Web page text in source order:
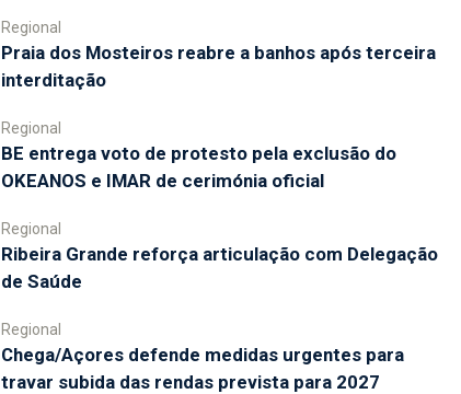
Regional
Praia dos Mosteiros reabre a banhos após terceira
interditação
Regional
BE entrega voto de protesto pela exclusão do
OKEANOS e IMAR de cerimónia oficial
Regional
Ribeira Grande reforça articulação com Delegação
de Saúde
Regional
Chega/Açores defende medidas urgentes para
travar subida das rendas prevista para 2027